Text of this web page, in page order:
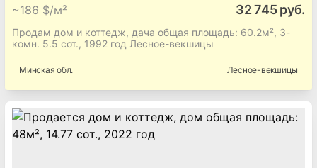
~186 $/м² 32 745 руб.
Продам дом и коттедж, дача общая площадь: 60.2м², 3-
комн. 5.5 сот., 1992 год Лесное-векшицы
Минская обл. Лесное-векшицы